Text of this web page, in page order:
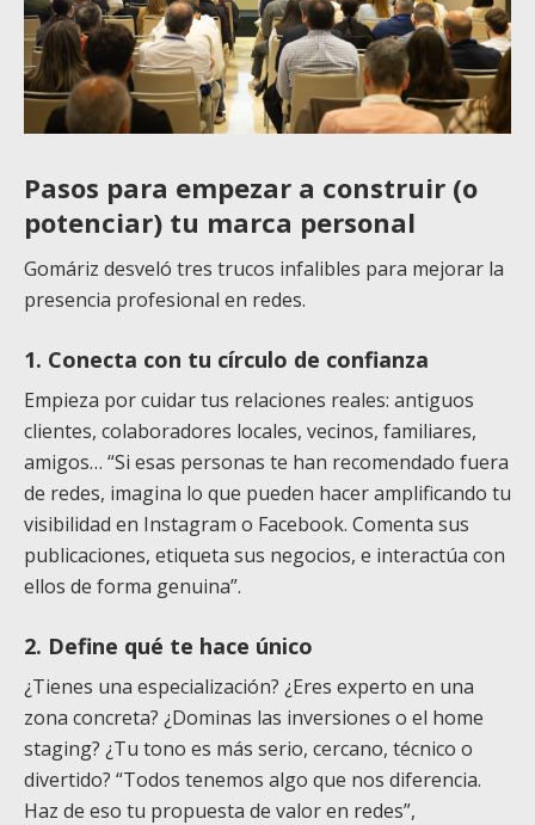
Pasos para empezar a construir (o
potenciar) tu marca personal
Gomáriz desveló tres trucos infalibles para mejorar la
presencia profesional en redes.
1. Conecta con tu círculo de confianza
Empieza por cuidar tus relaciones reales: antiguos
clientes, colaboradores locales, vecinos, familiares,
amigos… “Si esas personas te han recomendado fuera
de redes, imagina lo que pueden hacer amplificando tu
visibilidad en Instagram o Facebook. Comenta sus
publicaciones, etiqueta sus negocios, e interactúa con
ellos de forma genuina”.
2. Define qué te hace único
¿Tienes una especialización? ¿Eres experto en una
zona concreta? ¿Dominas las inversiones o el home
staging? ¿Tu tono es más serio, cercano, técnico o
divertido? “Todos tenemos algo que nos diferencia.
Haz de eso tu propuesta de valor en redes”,